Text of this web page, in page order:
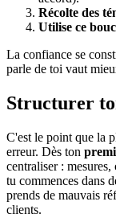
Récolte des
Utilise ce
La confiance se
parle de toi vaut
Structurer
C'est le point que la
erreur. Dès ton
centraliser :
tu commences dans
prends de mauvais
clients.